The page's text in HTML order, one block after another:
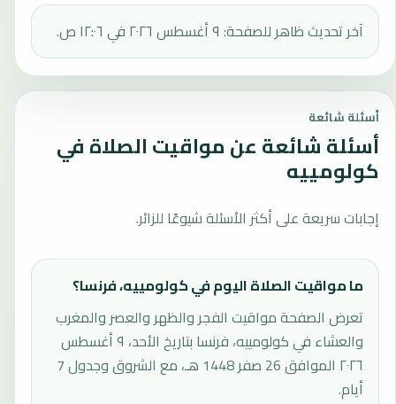
آخر تحديث ظاهر للصفحة: ٩ أغسطس ٢٠٢٦ في ١٢:٠٦ ص.
أسئلة شائعة
أسئلة شائعة عن مواقيت الصلاة في
كولومييه
إجابات سريعة على أكثر الأسئلة شيوعًا للزائر.
ما مواقيت الصلاة اليوم في كولومييه، فرنسا؟
تعرض الصفحة مواقيت الفجر والظهر والعصر والمغرب
والعشاء في كولومييه، فرنسا بتاريخ الأحد، ٩ أغسطس
٢٠٢٦ الموافق 26 صفر 1448 هـ، مع الشروق وجدول 7
أيام.